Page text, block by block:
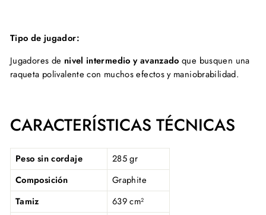
Tipo de jugador:
Jugadores de nivel intermedio y avanzado que busquen una
raqueta polivalente con muchos efectos y maniobrabilidad.
CARACTERÍSTICAS TÉCNICAS
Peso sin cordaje
285 gr
Composición
Graphite
Tamiz
639 cm²